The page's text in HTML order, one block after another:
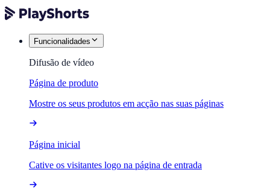
Funcionalidades
Difusão de vídeo
Página de produto
Mostre os seus produtos em acção nas suas páginas
Página inicial
Cative os visitantes logo na página de entrada